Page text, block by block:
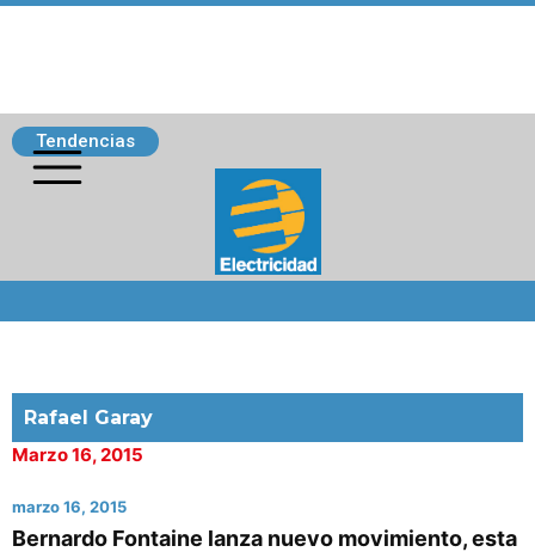
Tendencias
Rafael Garay
Marzo 16, 2015
marzo 16, 2015
Bernardo Fontaine lanza nuevo movimiento, esta